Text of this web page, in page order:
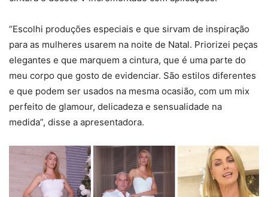
“Escolhi produções especiais e que sirvam de inspiração
para as mulheres usarem na noite de Natal. Priorizei peças
elegantes e que marquem a cintura, que é uma parte do
meu corpo que gosto de evidenciar. São estilos diferentes
e que podem ser usados na mesma ocasião, com um mix
perfeito de glamour, delicadeza e sensualidade na
medida”, disse a apresentadora.